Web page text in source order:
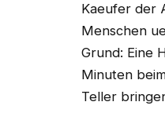
Kaeufer der
Menschen
Grund: Eine
Minuten
Teller